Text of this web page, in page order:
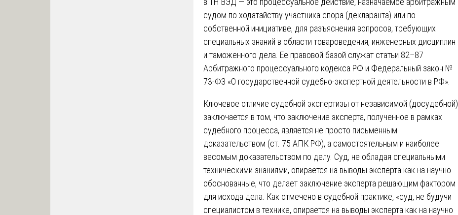
судом по ходатайству участника спора (декларанта) или по
собственной инициативе, для разъяснения вопросов, требующих
специальных знаний в области товароведения, инженерных дисциплин
и таможенного дела. Ее правовой базой служат статьи 82–87
Арбитражного процессуального кодекса РФ и Федеральный закон №
73-ФЗ «О государственной судебно-экспертной деятельности в РФ».
Ключевое отличие судебной экспертизы от независимой (досудебной)
заключается в том, что заключение эксперта, полученное в рамках
судебного процесса, является не просто письменным
доказательством (ст. 75 АПК РФ), а самостоятельным и наиболее
весомым доказательством по делу. Суд, не обладая специальными
техническими знаниями, опирается на выводы эксперта как на научно
обоснованные, что делает заключение эксперта решающим фактором
для исхода дела. Как отмечено в судебной практике, «суд, не будучи
специалистом в технике, опирается на выводы эксперта как на научно